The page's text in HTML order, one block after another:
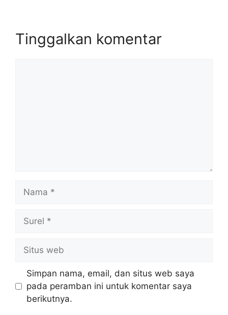
Tinggalkan komentar
Nama
Surel
Situs
web
Simpan nama, email, dan situs web saya
pada peramban ini untuk komentar saya
berikutnya.